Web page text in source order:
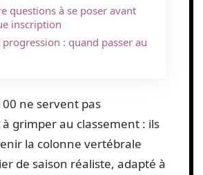
questions à se poser avant
inscription
progression : quand passer au
ne servent pas
grimper au classement : ils
la colonne vertébrale
de saison réaliste, adapté à